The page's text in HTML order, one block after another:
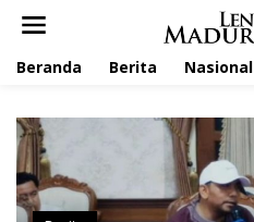
Beranda Berita Nasional